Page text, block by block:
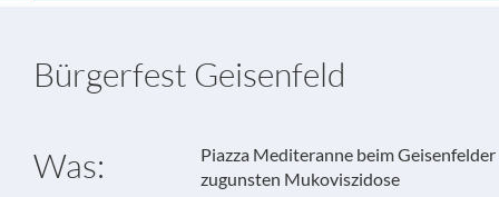
Bürgerfest Geisenfeld
Was:
Piazza Mediteranne beim
zugunsten Mukoviszidose